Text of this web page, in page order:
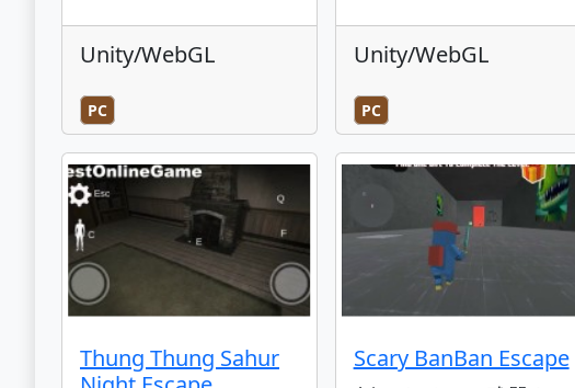
Unity/WebGL
PC
Unity/WebGL
PC
Thung Thung Sahur
Scary BanBan Escape